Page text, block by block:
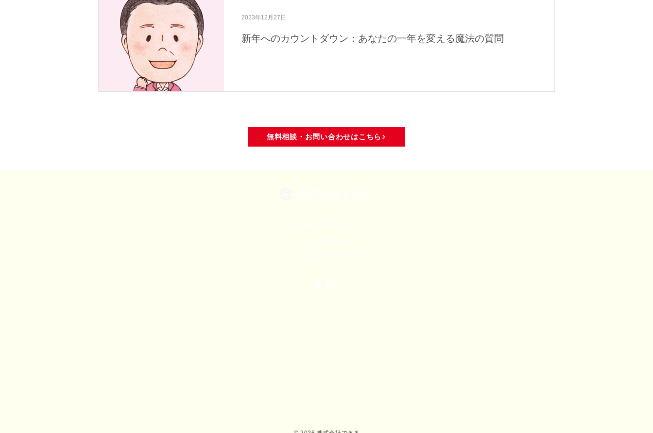
事例・お客様の声 SDGs・地域活動
新年へのカウントダウン：あなたの一年を変える魔法の質問
2023年12月27日
無料相談・お問い合わせはこちら